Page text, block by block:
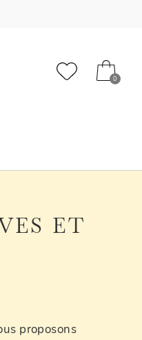
0
ET
proposons